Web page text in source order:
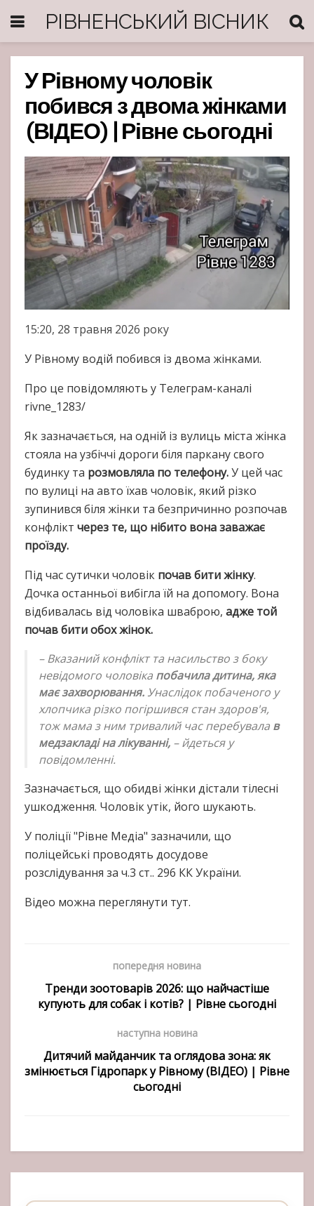
РІВНЕНСЬКИЙ ВІСНИК
У Рівному чоловік
побився з двома жінками
(ВІДЕО) | Рівне сьогодні
15:20, 28 травня 2026 року
У Рівному водій побився із двома жінками.
Про це повідомляють у Телеграм-каналі
rivne_1283/
Як зазначається, на одній із вулиць міста жінка
стояла на узбіччі дороги біля паркану свого
будинку та розмовляла по телефону.У цей час
по вулиці на авто їхав чоловік, який різко
зупинився біля жінки та безпричинно розпочав
конфлікт через те, що нібито вона заважає
проїзду.
Під час сутички чоловік почав бити жінку.
Дочка останньої вибігла їй на допомогу. Вона
відбивалась від чоловіка шваброю, адже той
почав бити обох жінок.
– Вказаний конфлікт та насильство з боку
невідомого чоловіка побачила дитина, яка
має захворювання. Унаслідок побаченого у
хлопчика різко погіршився стан здоров'я,
тож мама з ним тривалий час перебувала в
медзакладі на лікуванні, – йдеться у
повідомленні.
Зазначається, що обидві жінки дістали тілесні
ушкодження. Чоловік утік, його шукають.
У поліції "Рівне Медіа" зазначили, що
поліцейські проводять досудове
розслідування за ч.3 ст.. 296 КК України.
Відео можна переглянути тут.
попередня новина
Тренди зоотоварів 2026: що найчастіше
купують для собак і котів? | Рівне сьогодні
наступна новина
Дитячий майданчик та оглядова зона: як
змінюється Гідропарк у Рівному (ВІДЕО) | Рівне
сьогодні